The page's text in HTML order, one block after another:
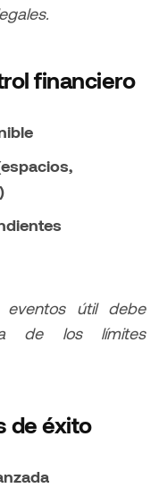
financiero
útil debe
de los límites
de éxito